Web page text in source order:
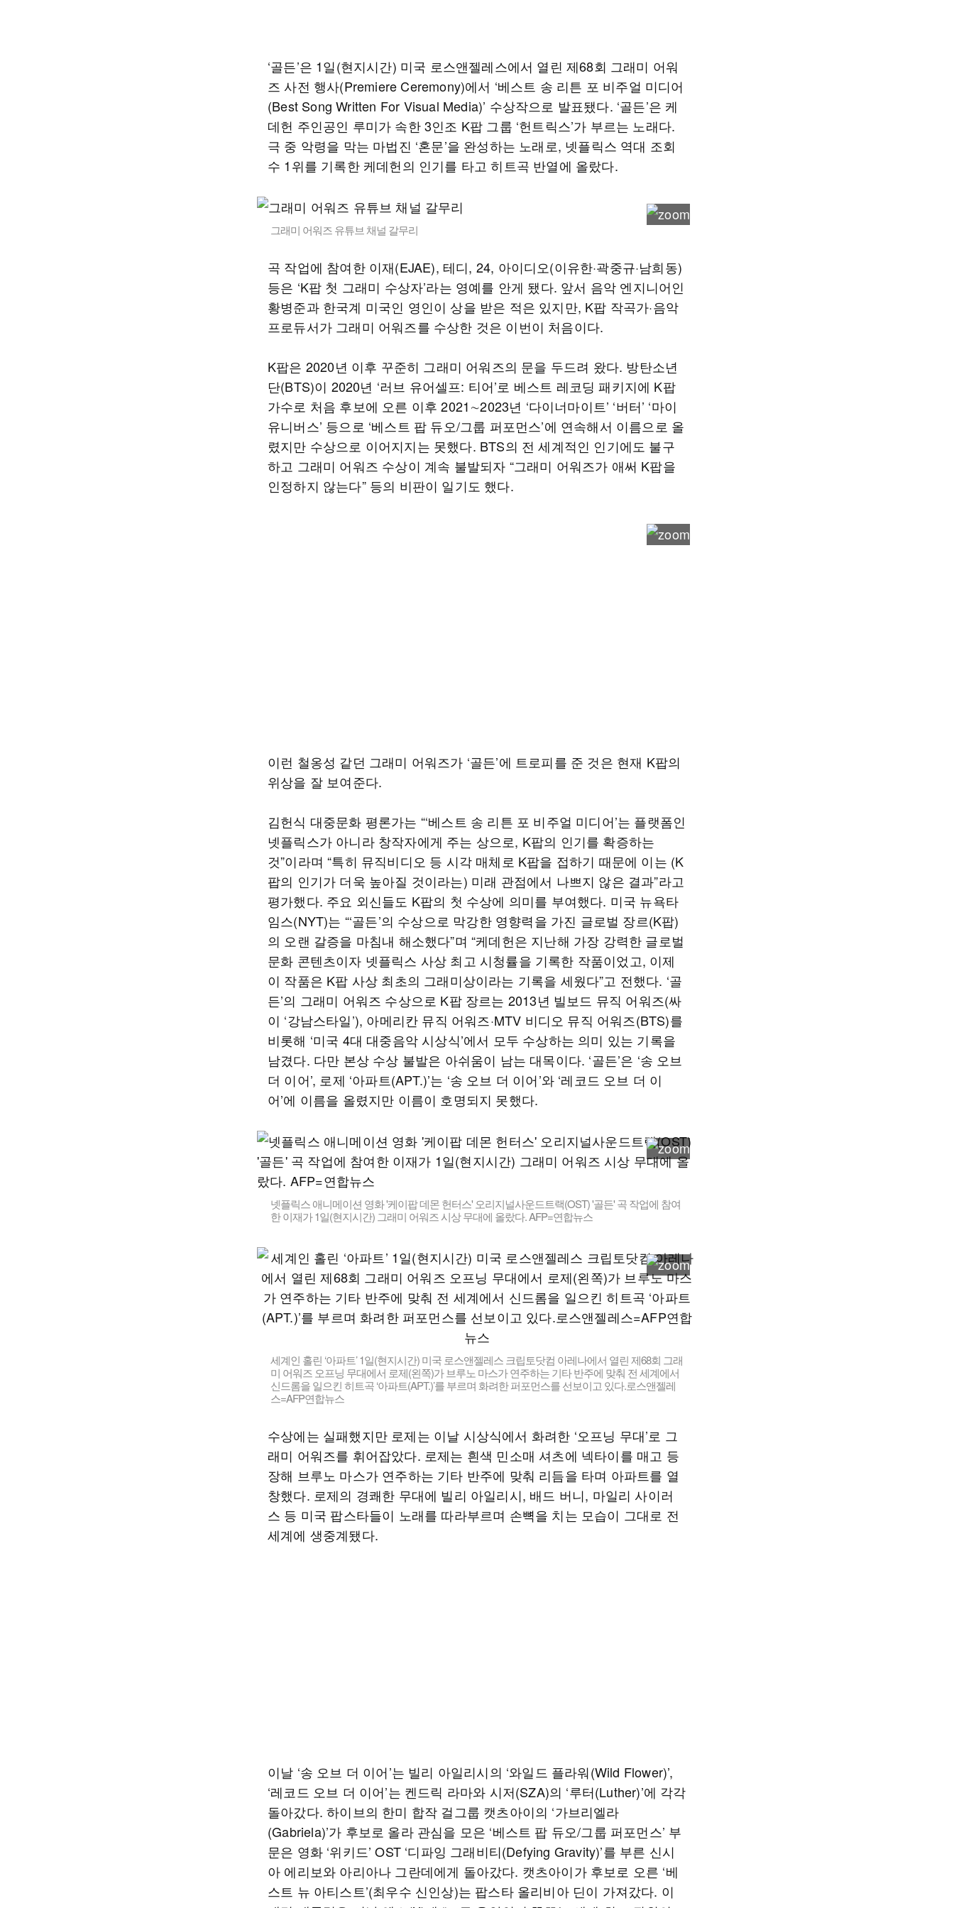
‘골든’은 1일(현지시간) 미국 로스앤젤레스에서 열린 제68회 그래미 어워
즈 사전 행사(Premiere Ceremony)에서 ‘베스트 송 리튼 포 비주얼 미디어
(Best Song Written For Visual Media)’ 수상작으로 발표됐다. ‘골든’은 케
데헌 주인공인 루미가 속한 3인조 K팝 그룹 ‘헌트릭스’가 부르는 노래다.
극 중 악령을 막는 마법진 ‘혼문’을 완성하는 노래로, 넷플릭스 역대 조회
수 1위를 기록한 케데헌의 인기를 타고 히트곡 반열에 올랐다.
그래미 어워즈 유튜브 채널 갈무리
곡 작업에 참여한 이재(EJAE), 테디, 24, 아이디오(이유한·곽중규·남희동)
등은 ‘K팝 첫 그래미 수상자’라는 영예를 안게 됐다. 앞서 음악 엔지니어인
황병준과 한국계 미국인 영인이 상을 받은 적은 있지만, K팝 작곡가·음악
프로듀서가 그래미 어워즈를 수상한 것은 이번이 처음이다.
K팝은 2020년 이후 꾸준히 그래미 어워즈의 문을 두드려 왔다. 방탄소년
단(BTS)이 2020년 ‘러브 유어셀프: 티어’로 베스트 레코딩 패키지에 K팝
가수로 처음 후보에 오른 이후 2021∼2023년 ‘다이너마이트’ ‘버터’ ‘마이
유니버스’ 등으로 ‘베스트 팝 듀오/그룹 퍼포먼스’에 연속해서 이름으로 올
렸지만 수상으로 이어지지는 못했다. BTS의 전 세계적인 인기에도 불구
하고 그래미 어워즈 수상이 계속 불발되자 “그래미 어워즈가 애써 K팝을
인정하지 않는다” 등의 비판이 일기도 했다.
이런 철옹성 같던 그래미 어워즈가 ‘골든’에 트로피를 준 것은 현재 K팝의
위상을 잘 보여준다.
김헌식 대중문화 평론가는 “‘베스트 송 리튼 포 비주얼 미디어’는 플랫폼인
넷플릭스가 아니라 창작자에게 주는 상으로, K팝의 인기를 확증하는
것”이라며 “특히 뮤직비디오 등 시각 매체로 K팝을 접하기 때문에 이는 (K
팝의 인기가 더욱 높아질 것이라는) 미래 관점에서 나쁘지 않은 결과”라고
평가했다. 주요 외신들도 K팝의 첫 수상에 의미를 부여했다. 미국 뉴욕타
임스(NYT)는 “‘골든’의 수상으로 막강한 영향력을 가진 글로벌 장르(K팝)
의 오랜 갈증을 마침내 해소했다”며 “케데헌은 지난해 가장 강력한 글로벌
문화 콘텐츠이자 넷플릭스 사상 최고 시청률을 기록한 작품이었고, 이제
이 작품은 K팝 사상 최초의 그래미상이라는 기록을 세웠다”고 전했다. ‘골
든’의 그래미 어워즈 수상으로 K팝 장르는 2013년 빌보드 뮤직 어워즈(싸
이 ‘강남스타일’), 아메리칸 뮤직 어워즈·MTV 비디오 뮤직 어워즈(BTS)를
비롯해 ‘미국 4대 대중음악 시상식’에서 모두 수상하는 의미 있는 기록을
남겼다. 다만 본상 수상 불발은 아쉬움이 남는 대목이다. ‘골든’은 ‘송 오브
더 이어’, 로제 ‘아파트(APT.)’는 ‘송 오브 더 이어’와 ‘레코드 오브 더 이
어’에 이름을 올렸지만 이름이 호명되지 못했다.
넷플릭스 애니메이션 영화 '케이팝 데몬 헌터스' 오리지널사운드트랙(OST) '골든' 곡 작업에 참여
한 이재가 1일(현지시간) 그래미 어워즈 시상 무대에 올랐다. AFP=연합뉴스
세계인 홀린 ‘아파트’ 1일(현지시간) 미국 로스앤젤레스 크립토닷컴 아레나에서 열린 제68회 그래
미 어워즈 오프닝 무대에서 로제(왼쪽)가 브루노 마스가 연주하는 기타 반주에 맞춰 전 세계에서
신드롬을 일으킨 히트곡 ‘아파트(APT.)’를 부르며 화려한 퍼포먼스를 선보이고 있다.로스앤젤레
스=AFP연합뉴스
수상에는 실패했지만 로제는 이날 시상식에서 화려한 ‘오프닝 무대’로 그
래미 어워즈를 휘어잡았다. 로제는 흰색 민소매 셔츠에 넥타이를 매고 등
장해 브루노 마스가 연주하는 기타 반주에 맞춰 리듬을 타며 아파트를 열
창했다. 로제의 경쾌한 무대에 빌리 아일리시, 배드 버니, 마일리 사이러
스 등 미국 팝스타들이 노래를 따라부르며 손뼉을 치는 모습이 그대로 전
세계에 생중계됐다.
이날 ‘송 오브 더 이어’는 빌리 아일리시의 ‘와일드 플라워(Wild Flower)’,
‘레코드 오브 더 이어’는 켄드릭 라마와 시저(SZA)의 ‘루터(Luther)’에 각각
돌아갔다. 하이브의 한미 합작 걸그룹 캣츠아이의 ‘가브리엘라
(Gabriela)’가 후보로 올라 관심을 모은 ‘베스트 팝 듀오/그룹 퍼포먼스’ 부
문은 영화 ‘위키드’ OST ‘디파잉 그래비티(Defying Gravity)’를 부른 신시
아 에리보와 아리아나 그란데에게 돌아갔다. 캣츠아이가 후보로 오른 ‘베
스트 뉴 아티스트’(최우수 신인상)는 팝스타 올리비아 딘이 가져갔다. 이